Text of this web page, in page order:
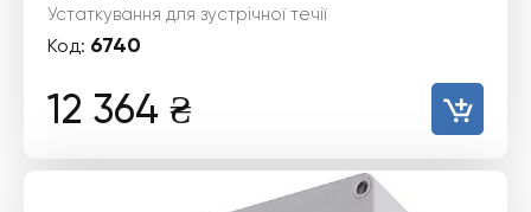
Устаткування для зустрічної течії
Код: 6740
12 364 ₴